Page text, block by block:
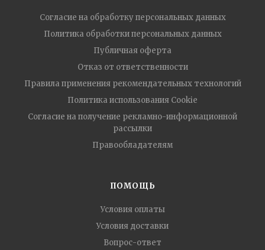
Согласие на обработку персональных данных
Политика обработки персональных данных
Публичная оферта
Отказ от ответственности
Правила применения рекомендательных технологий
Политика использования Cookie
Согласие на получение рекламно-информационной
рассылки
Правообладателям
ПОМОЩЬ
Условия оплаты
Условия доставки
Вопрос-ответ